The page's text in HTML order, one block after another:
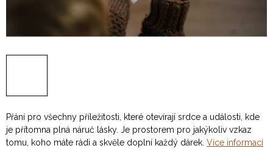
Přání pro všechny příležitosti, které otevírají srdce a události, kde
je přítomna plná náruč lásky. Je prostorem pro jakýkoliv vzkaz
tomu, koho máte rádi a skvěle doplní každý dárek. Více informací